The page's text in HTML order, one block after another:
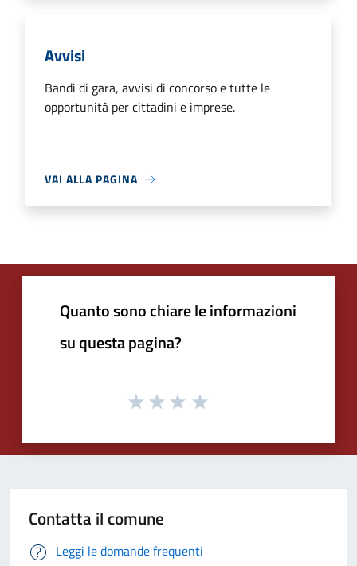
Avvisi
Bandi di gara, avvisi di concorso e tutte le
opportunità per cittadini e imprese.
VAI ALLA PAGINA
Quanto sono chiare le informazioni
su questa pagina?
Contatta il comune
Leggi le domande frequenti